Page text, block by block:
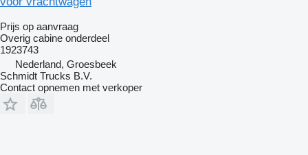
Prijs op aanvraag
Overig cabine onderdeel
1923743
Nederland, Groesbeek
Schmidt Trucks B.V.
Contact opnemen met verkoper